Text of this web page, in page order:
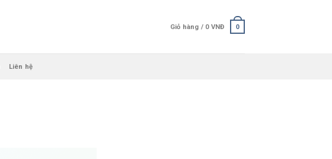
Giỏ hàng / 0 VNĐ 0
Liên hệ